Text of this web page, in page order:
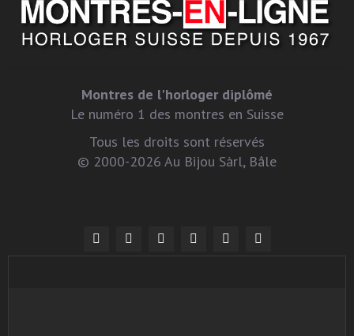
Montres de l'horloger diplômé
Le numéro 1 des montres en Suisse
Tous les droits sont réservés
© 2000-2026 Au Bijou Sàrl, Bâle